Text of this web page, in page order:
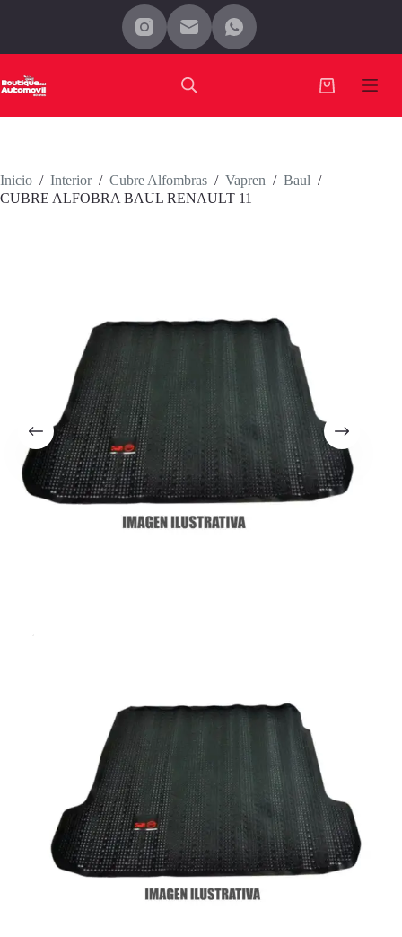
Carro
Inicio / Interior / Cubre Alfombras / Vapren / Baul /
CUBRE ALFOBRA BAUL RENAULT 11